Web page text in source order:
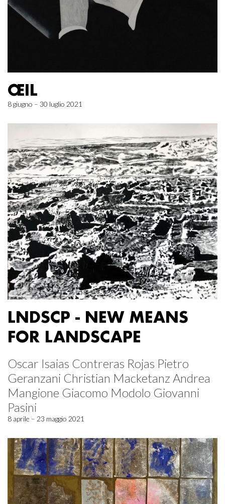
ŒIL
8 giugno – 30 luglio 2021
LNDSCP - NEW MEANS
FOR LANDSCAPE
Oscar Isaias Contreras Rojas Pietro
Geranzani Christian Macketanz Andrea
Mangione Giacomo Modolo Giovanni
Pasini
8 aprile – 23 maggio 2021